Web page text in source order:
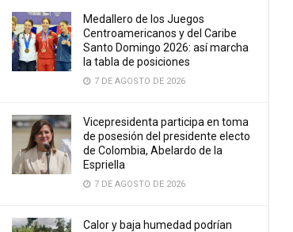
Medallero de los Juegos
Centroamericanos y del Caribe
Santo Domingo 2026: así marcha
la tabla de posiciones
7 DE AGOSTO DE 2026
Vicepresidenta participa en toma
de posesión del presidente electo
de Colombia, Abelardo de la
Espriella
7 DE AGOSTO DE 2026
Calor y baja humedad podrían